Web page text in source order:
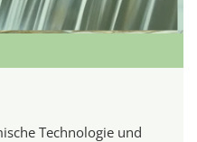
Technologie und